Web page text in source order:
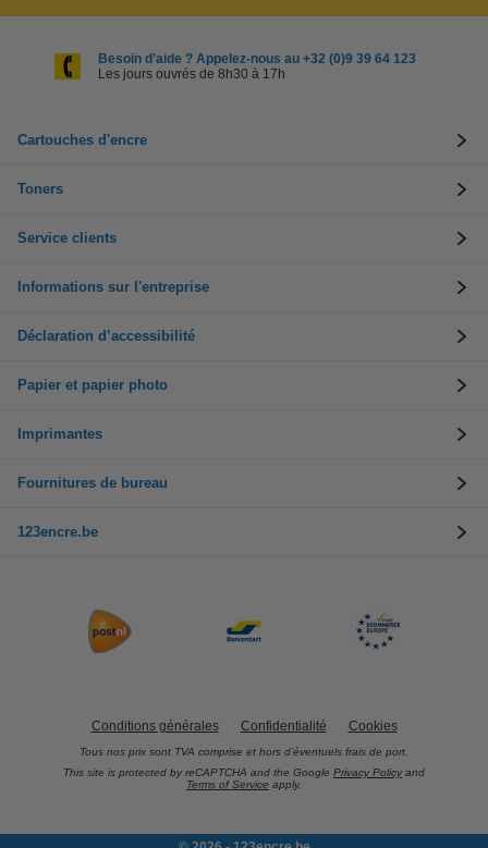
Besoin d’aide ? Appelez-nous au +32 (0)9 39 64 123
Les jours ouvrés de 8h30 à 17h
Cartouches d'encre
Toners
Service clients
Informations sur l'entreprise
Déclaration d’accessibilité
Papier et papier photo
Imprimantes
Fournitures de bureau
123encre.be
Conditions générales Confidentialité Cookies
Tous nos prix sont TVA comprise et hors d’éventuels frais de port.
This site is protected by reCAPTCHA and the Google Privacy Policy and
Terms of Service apply.